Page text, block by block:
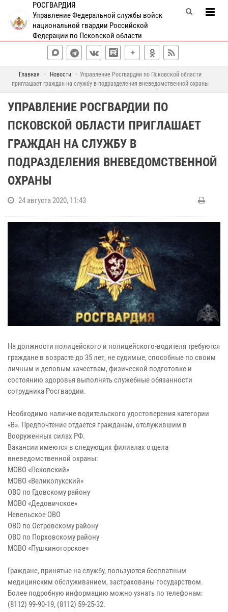
РОСГВАРДИЯ
Управление Федеральной службы войск
национальной гвардии Российской
Федерации по Псковской области
Главная Новости
Управление Росгвардии по Псковской области
приглашает граждан на службу в подразделения вневедомственной охраны
УПРАВЛЕНИЕ РОСГВАРДИИ ПО
ПСКОВСКОЙ ОБЛАСТИ ПРИГЛАШАЕТ
ГРАЖДАН НА СЛУЖБУ В
ПОДРАЗДЕЛЕНИЯ ВНЕВЕДОМСТВЕННОЙ
ОХРАНЫ
24 августа 2020, 11:43
На должности полицейского и полицейского-водителя требуются
граждане в возрасте до 35 лет, не судимые, способные по своим
личным и деловым качествам, физической подготовке и
состоянию здоровья выполнять служебные обязанности
сотрудника Росгвардии.
Необходимо наличие водительского удостоверения категории
«В». Предпочтение отдается гражданам, отслужившим в
Вооруженных силах РФ.
Вакансии имеются в следующих филиалах отдела
вневедомственной охраны:
МОВО «Псковский»
МОВО «Великолукский»
ОВО по Гдовскому району
МОВО «Дедовичское»
Невельское ОВО
ОВО по Островскому району
ОВО по Порховскому району
МОВО «Пушкиногорское»
Граждане, принятые на службу, пользуются бесплатным
медицинским обслуживанием, застрахованы государством.
Более подробную информацию можно узнать по телефонам:
(8112) 99-90-19, (8112) 59-25-32.